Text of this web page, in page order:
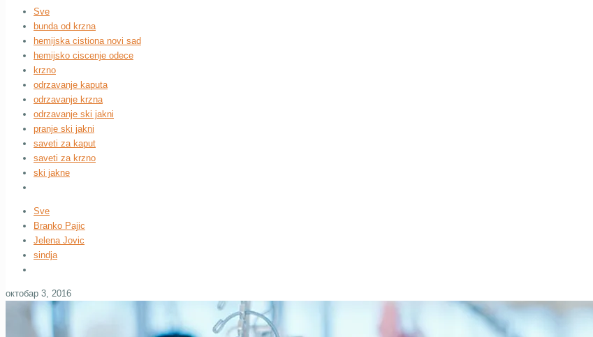
Sve
bunda od krzna
hemijska cistiona novi sad
hemijsko ciscenje odece
krzno
odrzavanje kaputa
odrzavanje krzna
odrzavanje ski jakni
pranje ski jakni
saveti za kaput
saveti za krzno
ski jakne
Sve
Branko Pajic
Jelena Jovic
sindja
октобар 3, 2016